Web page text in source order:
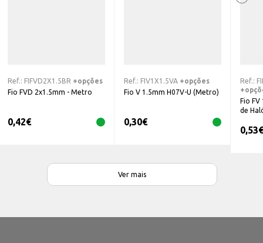
Ref.: FIFVD2X1.5BR +opções
Fio FVD 2x1.5mm - Metro
0,42€
Ref.: FIV1X1.5VA +opções
Fio V 1.5mm H07V-U (Metro)
0,30€
Ref.:
Fio FV
de
0,53€
Ver mais